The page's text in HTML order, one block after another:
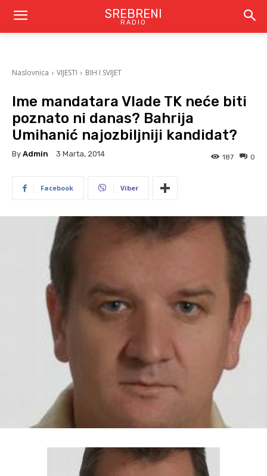
SREBRENI
RADIO
Naslovnica VIJESTI BIH I SVIJET
Ime mandatara Vlade TK neće biti
poznato ni danas? Bahrija
Umihanić najozbiljniji kandidat?
By Admin 3 Marta, 2014 0
187
Facebook Viber